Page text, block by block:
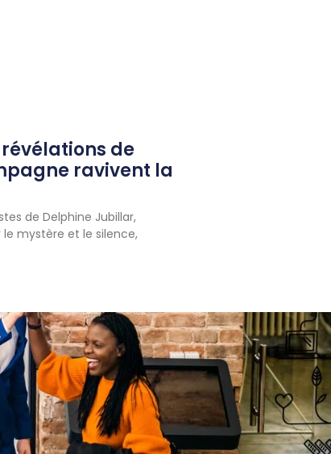
de
ravivent la
de Delphine Jubillar,
mystère et le silence,